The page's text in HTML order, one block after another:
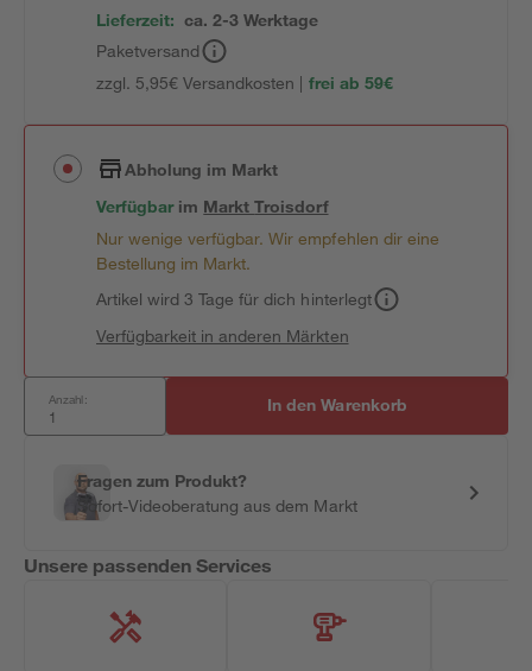
Lieferzeit: ca. 2-3 Werktage
Paketversand
zzgl. 5,95€ Versandkosten | frei ab 59€
Abholung im Markt
Verfügbar im MarktTroisdorf
Nur wenige verfügbar. Wir empfehlen dir eine
Bestellung im Markt.
Artikel wird 3 Tage für dich hinterlegt
Verfügbarkeit in anderen Märkten
Anzahl: In den Warenkorb
Fragen zum Produkt?
Sofort-Videoberatung aus dem Markt
Unsere passenden Services